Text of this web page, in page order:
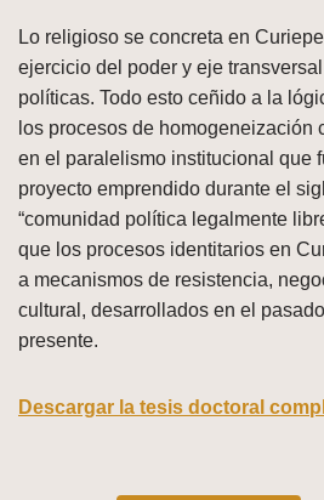
Lo religioso se concreta en
ejercicio del poder y eje
políticas. Todo esto ceñido a la
los procesos de homogeneización
en el paralelismo institucional que
proyecto emprendido durante el
“comunidad política legalmente
que los procesos identitarios en
a mecanismos de resistencia,
cultural, desarrollados en el
presente.
Descargar la tesis doctoral